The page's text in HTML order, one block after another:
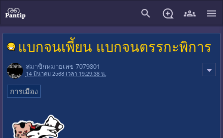
แบกจนเพี้ยน แบกจนตรรกะพิการ
สมาชิกหมายเลข 7079301
14 มีนาคม 2568 เวลา 19:29:38 น.
การเมือง
close